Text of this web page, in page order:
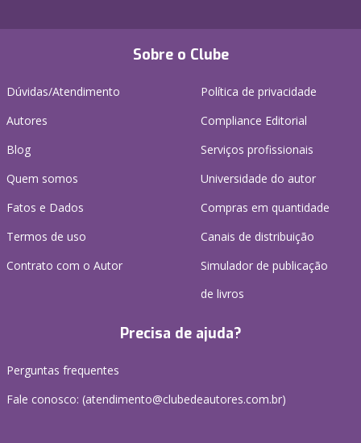
Sobre o Clube
Dúvidas/Atendimento
Autores
Blog
Quem somos
Fatos e Dados
Termos de uso
Contrato com o Autor
Política de privacidade
Compliance Editorial
Serviços profissionais
Universidade do autor
Compras em quantidade
Canais de distribuição
Simulador de publicação
de livros
Precisa de ajuda?
Perguntas frequentes
Fale conosco: (atendimento@clubedeautores.com.br)